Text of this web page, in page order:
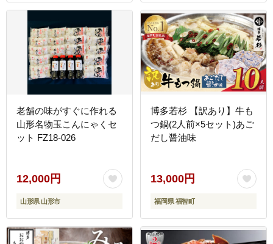
老舗の味がすぐに作れる
山形名物玉こんにゃくセ
ット FZ18-026
12,000円
山形県 山形市
博多若杉 【訳あり】牛も
つ鍋(2人前×5セット)あご
だし醤油味
13,000円
福岡県 福智町